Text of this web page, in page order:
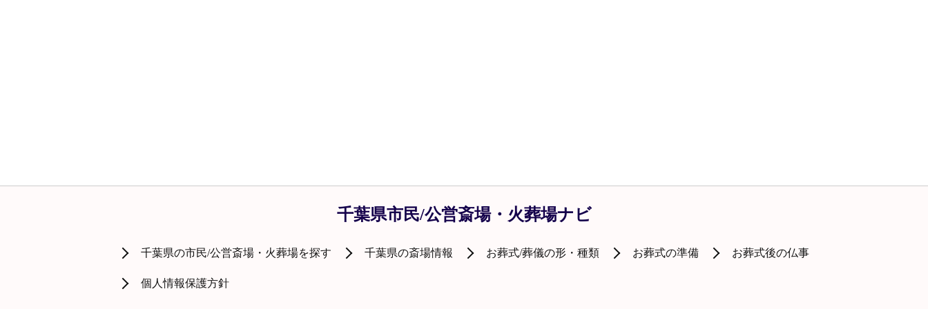
千葉県市民/公営斎場・火葬場ナビ
千葉県の市民/公営斎場・火葬場を探す 千葉県の斎場情報 お葬式/葬儀の形・種類 お葬式の準備 お葬式後の仏事
個人情報保護方針